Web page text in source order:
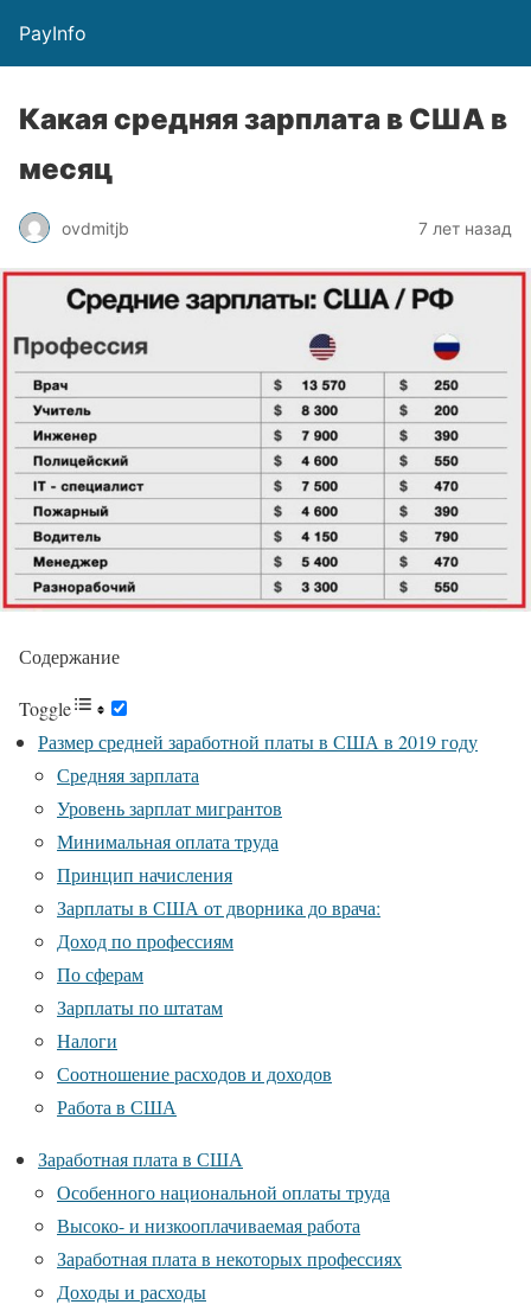
PayInfo
Какая средняя зарплата в США в
месяц
ovdmitjb 7 лет назад
Содержание
Toggle
Размер средней заработной платы в США в 2019 году
Средняя зарплата
Уровень зарплат мигрантов
Минимальная оплата труда
Принцип начисления
Зарплаты в США от дворника до врача:
Доход по профессиям
По сферам
Зарплаты по штатам
Налоги
Соотношение расходов и доходов
Работа в США
Заработная плата в США
Особенного национальной оплаты труда
Высоко- и низкооплачиваемая работа
Заработная плата в некоторых профессиях
Доходы и расходы